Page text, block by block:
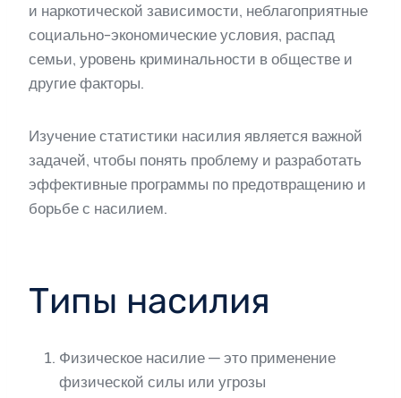
и наркотической зависимости, неблагоприятные
социально-экономические условия, распад
семьи, уровень криминальности в обществе и
другие факторы.
Изучение статистики насилия является важной
задачей, чтобы понять проблему и разработать
эффективные программы по предотвращению и
борьбе с насилием.
Типы насилия
Физическое насилие — это применение
физической силы или угрозы